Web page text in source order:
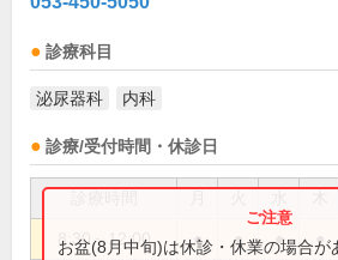
診療科目
泌尿器科 内科
診療/受付時間・休診日
8:30～12:00 ● ● ● ●
お盆(8月中旬)は休診・休業の場合が